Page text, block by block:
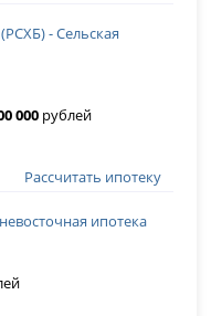
- Сельская
000 рублей
Рассчитать ипотеку
ипотека